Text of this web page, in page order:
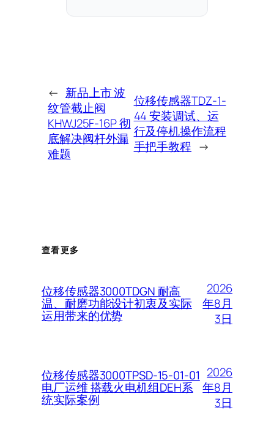
← 新品上市 波
纹管截止阀
KHWJ25F-16P 彻
底解决阀杆外漏
难题
位移传感器TDZ-1-
44 安装调试、运
行及停机操作流程
手把手教程 →
查看更多
位移传感器3000TDGN 耐高
温、耐磨功能设计初衷及实际
运用带来的优势
2026
年8月
3日
位移传感器3000TPSD-15-01-01
电厂运维 搭载火电机组DEH系
统实际案例
2026
年8月
3日